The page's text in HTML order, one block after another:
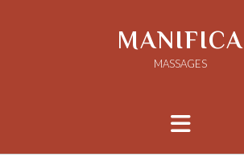
MANIFICA
MASSAGES